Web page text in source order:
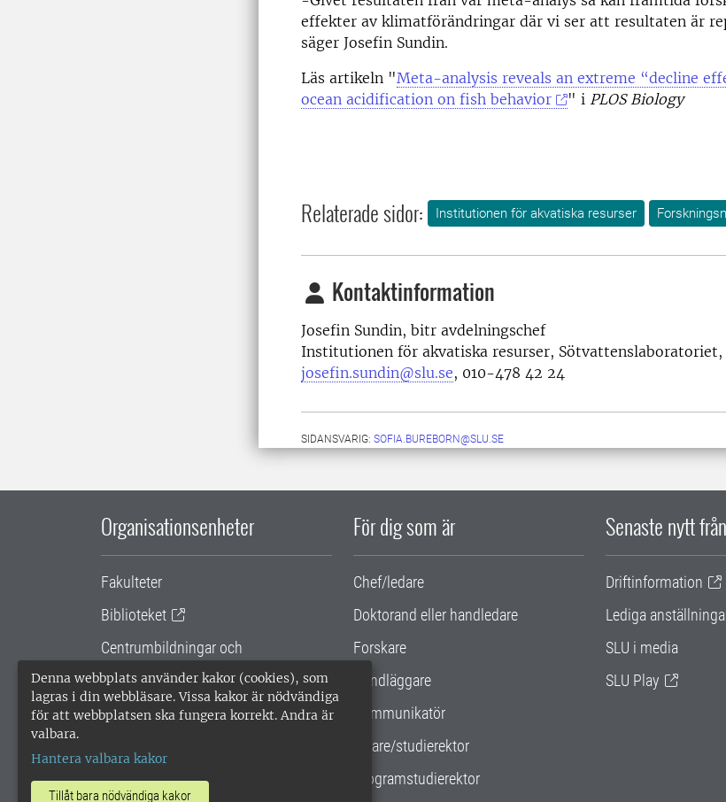
Denna webbplats använder kakor (cookies), som
lagras i din webbläsare. Vissa kakor är nödvändiga
för att webbplatsen ska fungera korrekt. Andra är
valbara.
Hantera valbara kakor
Tillåt bara nödvändiga kakor
effekter av klimatförändringar där vi ser att resultaten är
säger Josefin Sundin.
Läs artikeln "Meta-analysis reveals an extreme “decline
ocean acidification on fish behavior
" i PLOS Biology
Relaterade sidor: Institutionen för akvatiska resurser
Kontaktinformation
Josefin Sundin, bitr avdelningschef
Institutionen för akvatiska resurser, Sötvattenslaboratoriet,
josefin.sundin@slu.se, 010-478 42 24
SIDANSVARIG: SOFIA.BUREBORN@SLU.SE
Organisationsenheter
Fakulteter
Biblioteket
Centrumbildningar och
samarbetsprojekt
Gemensamma verksamhetsstödet
För dig som är
Chef/ledare
Doktorand eller handledare
Forskare
Handläggare
Kommunikatör
Lärare/studierektor
Programstudierektor
Senaste nytt från
Driftinformation
Lediga
SLU i media
SLU Play